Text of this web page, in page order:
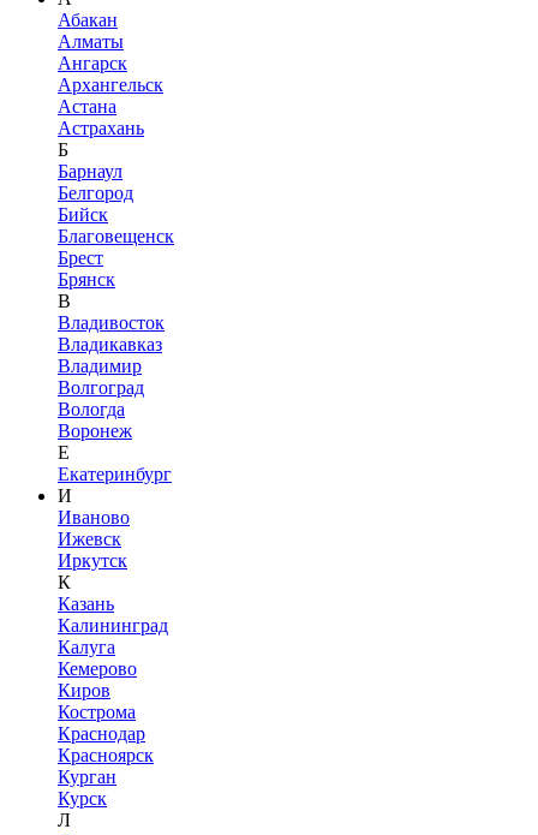
Абакан
Алматы
Ангарск
Архангельск
Астана
Астрахань
Б
Барнаул
Белгород
Бийск
Благовещенск
Брест
Брянск
В
Владивосток
Владикавказ
Владимир
Волгоград
Вологда
Воронеж
Е
Екатеринбург
И
Иваново
Ижевск
Иркутск
К
Казань
Калининград
Калуга
Кемерово
Киров
Кострома
Краснодар
Красноярск
Курган
Курск
Л